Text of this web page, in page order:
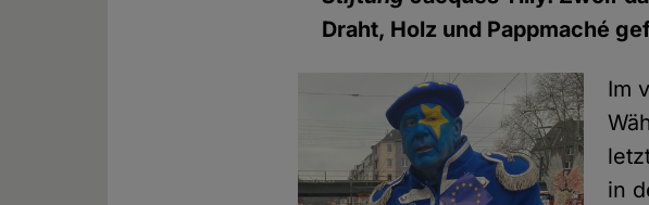
Draht, Holz und Pappmaché
Im
in